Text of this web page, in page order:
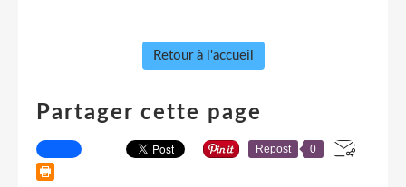
Retour à l'accueil
Partager cette page
Repost 0